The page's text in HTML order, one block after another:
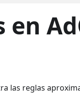
en
las reglas